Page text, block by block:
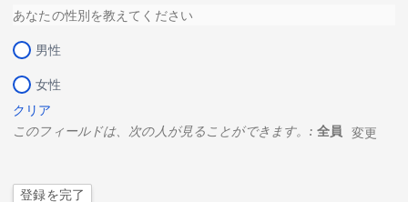
あなたの性別を教えてください
男性
女性
クリア
このフィールドは、次の人が見ることができます。: 全員 変更